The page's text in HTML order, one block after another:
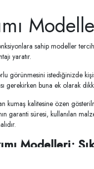
sahip modeller
yaratır.
görünmesini istediğinizde
gerekirken buna ek olarak
kumaş kalitesine özen
garanti süresi, kullanılan
Modelleri;